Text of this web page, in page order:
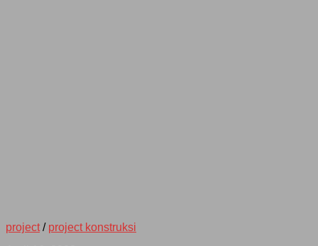
project / project konstruksi